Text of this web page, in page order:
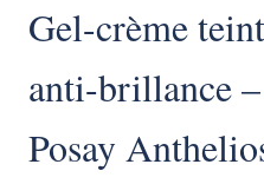
Gel-crème
anti-brillance
Posay